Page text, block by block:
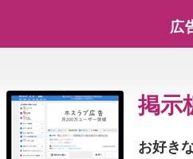
広
掲示
お好き